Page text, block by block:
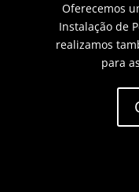
Oferecemos
Instalação de
realizamos
para